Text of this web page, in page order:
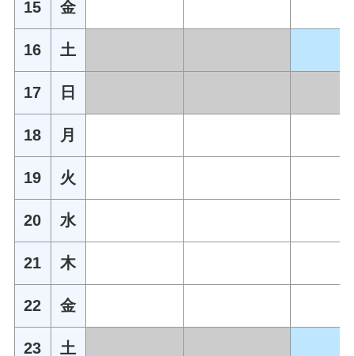
15 金
16 土
17 日
18 月
19 火
20 水
21 木
22 金
23 土